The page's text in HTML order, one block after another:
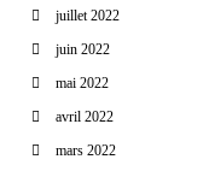
juillet 2022
juin 2022
mai 2022
avril 2022
mars 2022